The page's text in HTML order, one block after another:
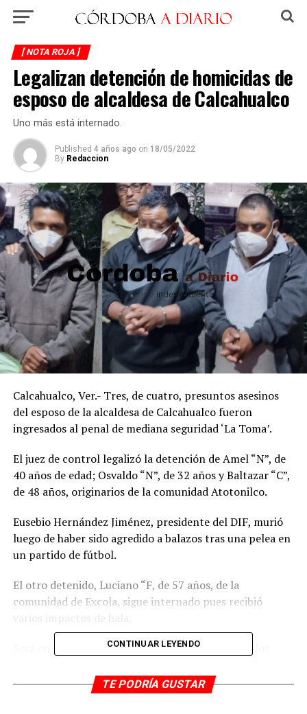
[ NOTA ROJA ]
Legalizan detención de homicidas de
esposo de alcaldesa de Calcahualco
Uno más está internado.
Published 4 años ago on 18/05/2022
By Redaccion
Calcahualco, Ver.- Tres, de cuatro, presuntos asesinos
del esposo de la alcaldesa de Calcahualco fueron
ingresados al penal de mediana seguridad ‘La Toma’.
El juez de control legalizó la detención de Amel “N”, de
40 años de edad; Osvaldo “N”, de 32 años y Baltazar “C”,
de 48 años, originarios de la comunidad Atotonilco.
Eusebio Hernández Jiménez, presidente del DIF, murió
luego de haber sido agredido a balazos tras una pelea en
un partido de fútbol.
El otro detenido, Luciano “F, de 57 años, de la
comunidad de Excola, sigue internado pues recibió
varios impactos de bala.
Será en las próximas horas que el juez decidirá si los
son vinculados a proceso.
CONTINUAR LEYENDO
TE PODRÍA GUSTAR